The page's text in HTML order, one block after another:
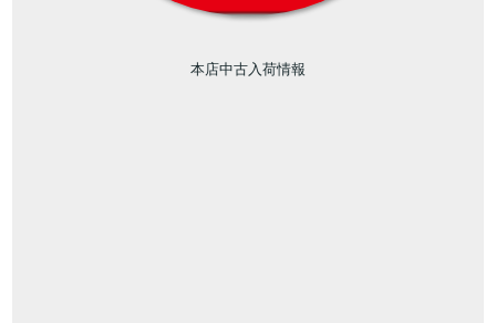
本店中古入荷情報